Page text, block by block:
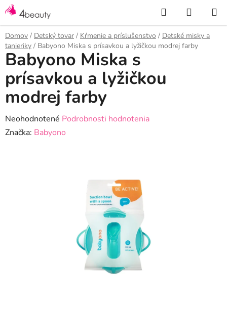
Prejsť
na
obsah
Hľadať
KOŠÍK
Domov / Detský tovar / Kŕmenie a príslušenstvo / Detské misky a
tanieriky / Babyono Miska s prísavkou a lyžičkou modrej farby
Babyono Miska s
prísavkou a lyžičkou
modrej farby
Priemerné
hodnotenie
Neohodnotené Podrobnosti hodnotenia
Značka: Babyono